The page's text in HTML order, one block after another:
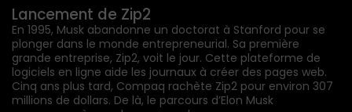
Lancement de Zip2
En 1995, Musk abandonne un doctorat à Stanford pour se
plonger dans le monde entrepreneurial. Sa première
grande entreprise, Zip2, voit le jour. Cette plateforme de
logiciels en ligne aide les journaux à créer des pages web.
Cinq ans plus tard, Compaq rachète Zip2 pour environ 307
millions de dollars. De là, le parcours d’Elon Musk